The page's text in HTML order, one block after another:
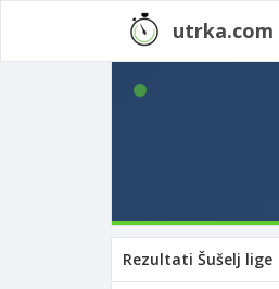
utrka.com
Rezultati Šušelj lige